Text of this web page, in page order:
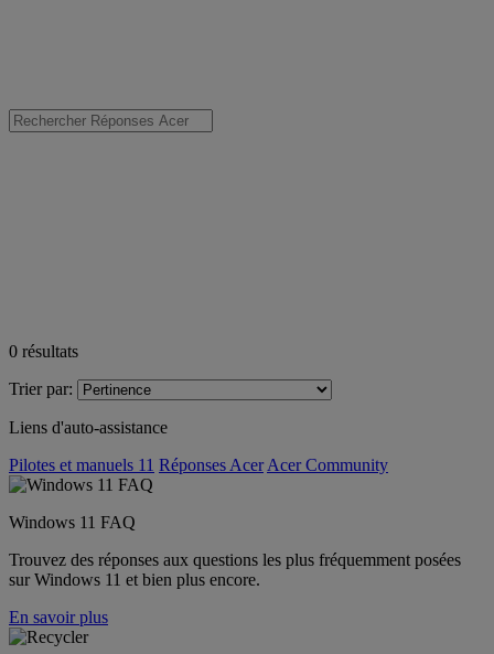
0 résultats
Trier par:
Liens d'auto-assistance
Pilotes et manuels 11 Réponses Acer Acer Community
Windows 11 FAQ
Trouvez des réponses aux questions les plus fréquemment posées
sur Windows 11 et bien plus encore.
En savoir plus